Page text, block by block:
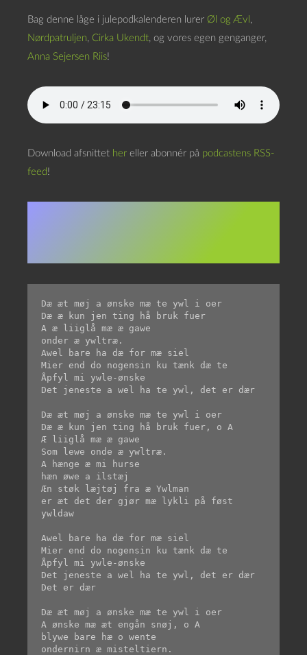
Bag denne låge i julepodkalenderen lurer Øl og Ævl ,
Nørdpatruljen, Cirka Ukendt, og vores egen genganger,
Anna Sejersen Riis!
Download afsnittet her eller abonnér på podcastens RSS-
feed!
Dæ æt møj a ønske mæ te ywl i oer
Dæ æ kun jen ting hå bruk fuer
A æ liiglå mæ æ gawe
onder æ ywltræ.
Awel bare ha dæ for mæ siel
Mier end do nogensin ku tænk dæ te
Åpfyl mi ywle-ønske
Det jeneste a wel ha te ywl, det er dær
Dæ æt møj a ønske mæ te ywl i oer
Dæ æ kun jen ting hå bruk fuer, o A
Æ liiglå mæ æ gawe
Som lewe onde æ ywltræ.
A hænge æ mi hurse
hæn øwe a ilstæj
Æn støk læjtøj fra æ Ywlman
er æt det der gjør mæ lykli på føst
ywldaw
Awel bare ha dæ for mæ siel
Mier end do nogensin ku tænk dæ te
Åpfyl mi ywle-ønske
Det jeneste a wel ha te ywl, det er dær
Det er dær
Dæ æt møj a ønske mæ te ywl i oer
A ønske mæ æt engån snøj, o A
blywe bare hæ o wente
ondernirn æ misteltiern.